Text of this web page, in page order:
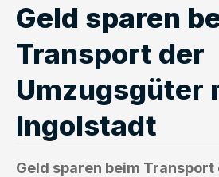
Geld sparen
Transport der
Umzugsgüter
Ingolstadt
Geld sparen beim Transport